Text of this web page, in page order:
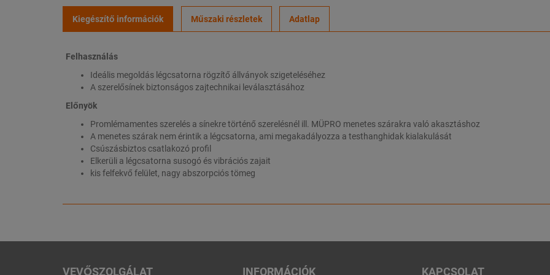
Kiegészítő információk Műszaki részletek Adatlap
Felhasználás
Ideális megoldás légcsatorna rögzítő állványok szigeteléséhez
A szerelősínek biztonságos zajtechnikai leválasztásához
Előnyök
Promlémamentes szerelés a sínekre történő szerelésnél ill. MÜPRO menetes szárakra való akasztáshoz
A menetes szárak nem érintik a légcsatorna, ami megakadályozza a testhanghidak kialakulását
Csúszásbiztos csatlakozó profil
Elkerüli a légcsatorna susogó és vibrációs zajait
kis felfekvő felület, nagy abszorpciós tömeg
VEVŐSZOLGÁLAT INFORMÁCIÓK KAPCSOLAT